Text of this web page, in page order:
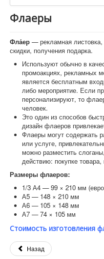
Флаеры
Фла́ер — рекламная
скидки, получения подарка.
Используют обычно в
промоакциях, рекламных
является бесплатным
либо мероприятие. Если
персонализируют, то
человек.
Это один из способов
дизайн флаеров
Флаеры могут содержать
или услуге,
можно разместить
действию: покупке
Размеры флаеров:
1/3 А4 — 99 × 210 мм
А5 — 148 × 210 мм
А6 — 105 × 148 мм
А7 — 74 × 105 мм
Стоимость изготовления
Назад